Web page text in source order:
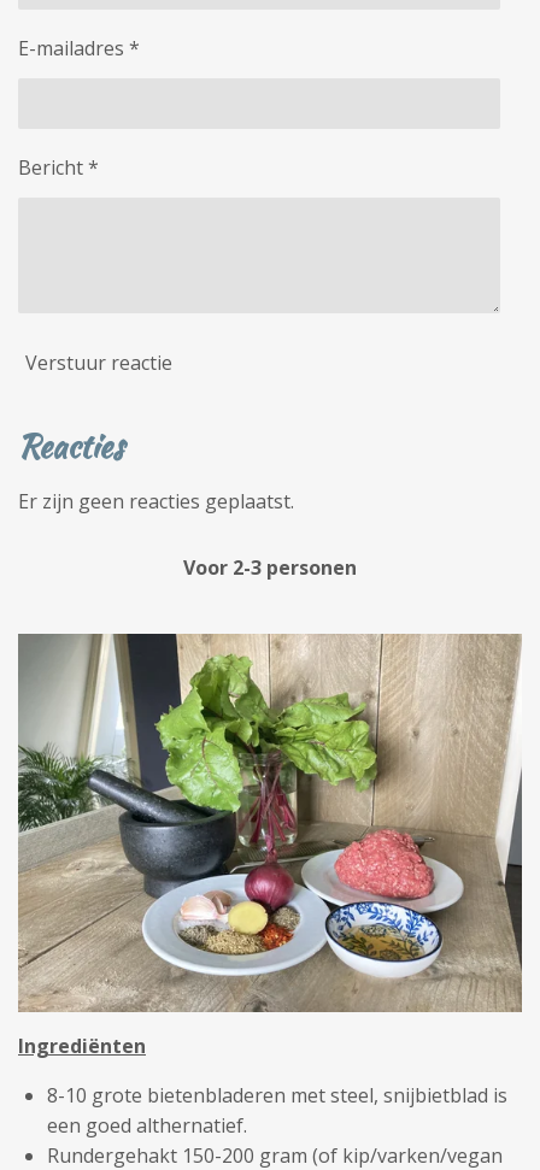
E-mailadres *
Bericht *
Verstuur reactie
Reacties
Er zijn geen reacties geplaatst.
Voor 2-3 personen
Ingrediënten
8-10 grote bietenbladeren met steel, snijbietblad is
een goed althernatief.
Rundergehakt 150-200 gram (of kip/varken/vegan